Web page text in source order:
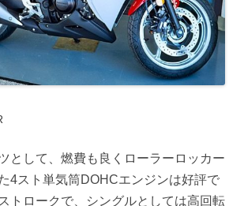
として、燃費も良くローラーロッカー
4スト単気筒DOHCエンジンは好評で
トロークで、シングルとしては高回転